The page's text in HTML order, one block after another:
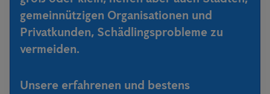
gemeinnützigen Organisationen und
Privatkunden, Schädlingsprobleme zu
vermeiden.
Unsere erfahrenen und bestens